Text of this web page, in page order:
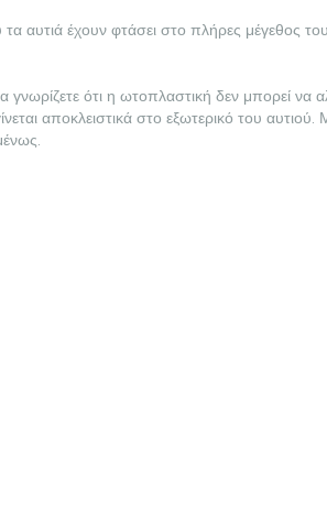
αυτιά έχουν φτάσει στο πλήρες μέγεθος
γνωρίζετε ότι η ωτοπλαστική δεν μπορεί
αποκλειστικά στο εξωτερικό του